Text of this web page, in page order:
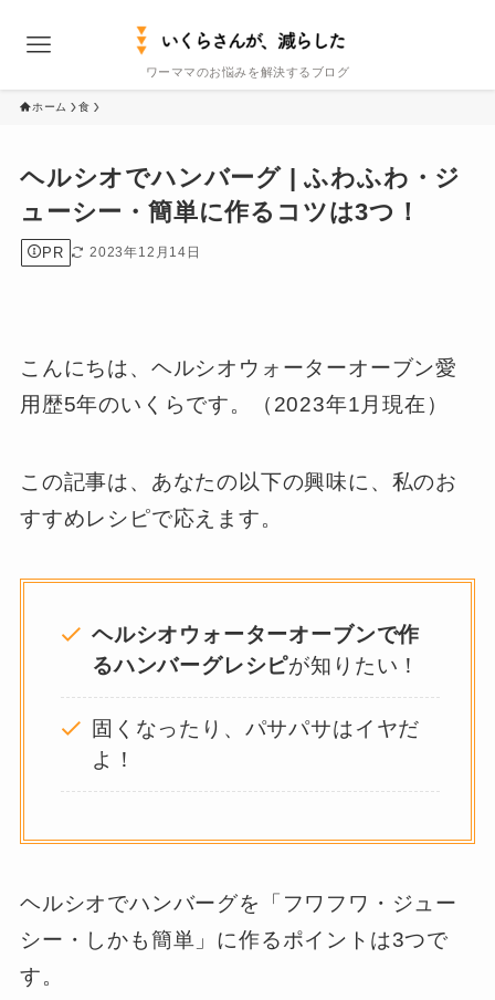
ワーママのお悩みを解決するブログ
ホーム 食
ヘルシオでハンバーグ | ふわふわ・ジ
ューシー・簡単に作るコツは3つ！
PR 2023年12月14日
こんにちは、ヘルシオウォーターオーブン愛
用歴5年のいくらです。（2023年1月現在）
この記事は、あなたの以下の興味に、私のお
すすめレシピで応えます。
ヘルシオウォーターオーブンで作
るハンバーグレシピが知りたい！
固くなったり、パサパサはイヤだ
よ！
ヘルシオでハンバーグを「フワフワ・ジュー
シー・しかも簡単」に作るポイントは3つで
す。